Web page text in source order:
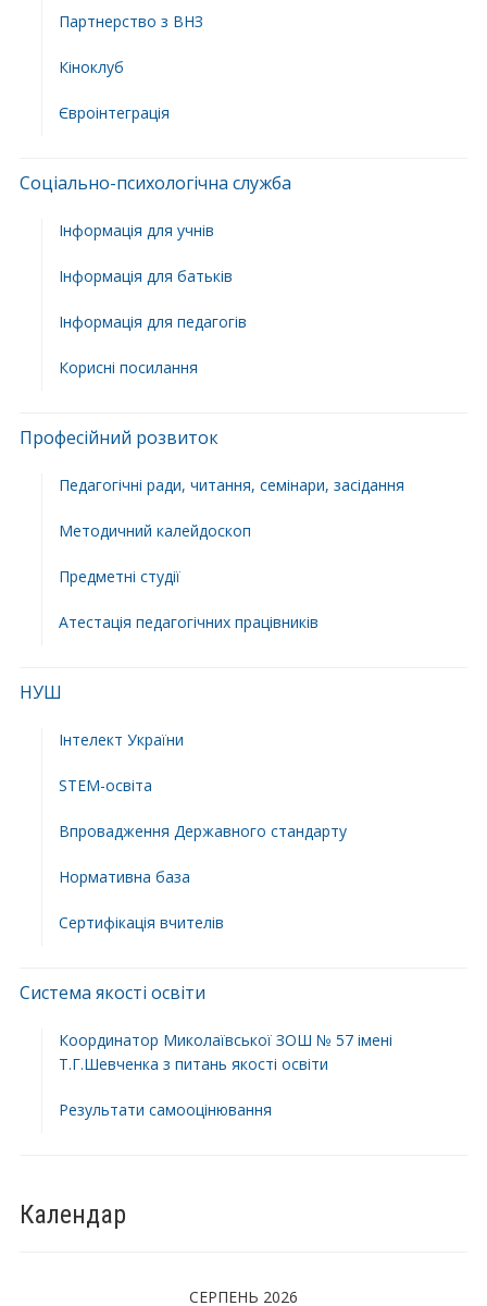
Партнерство з ВНЗ
Кіноклуб
Євроінтеграція
Соціально-психологічна служба
Інформація для учнів
Інформація для батьків
Інформація для педагогів
Корисні посилання
Професійний розвиток
Педагогічні ради, читання, семінари, засідання
Методичний калейдоскоп
Предметні студії
Атестація педагогічних працівників
НУШ
Інтелект України
STEM-освіта
Впровадження Державного стандарту
Нормативна база
Сертифікація вчителів
Система якості освіти
Координатор Миколаївської ЗОШ № 57 імені
Т.Г.Шевченка з питань якості освіти
Результати самооцінювання
Календар
СЕРПЕНЬ 2026